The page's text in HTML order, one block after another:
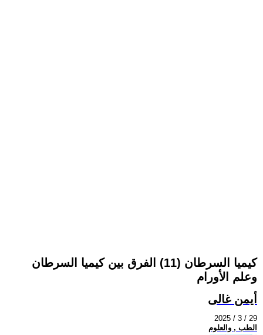
كيميا السرطان (11) الفرق بين كيميا السرطان
وعلم الأورام
أيمن غالى
2025 / 3 / 29
الطب , والعلوم